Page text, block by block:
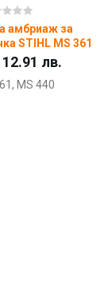
амбриаж за
STIHL MS 361
лв.
MS 440